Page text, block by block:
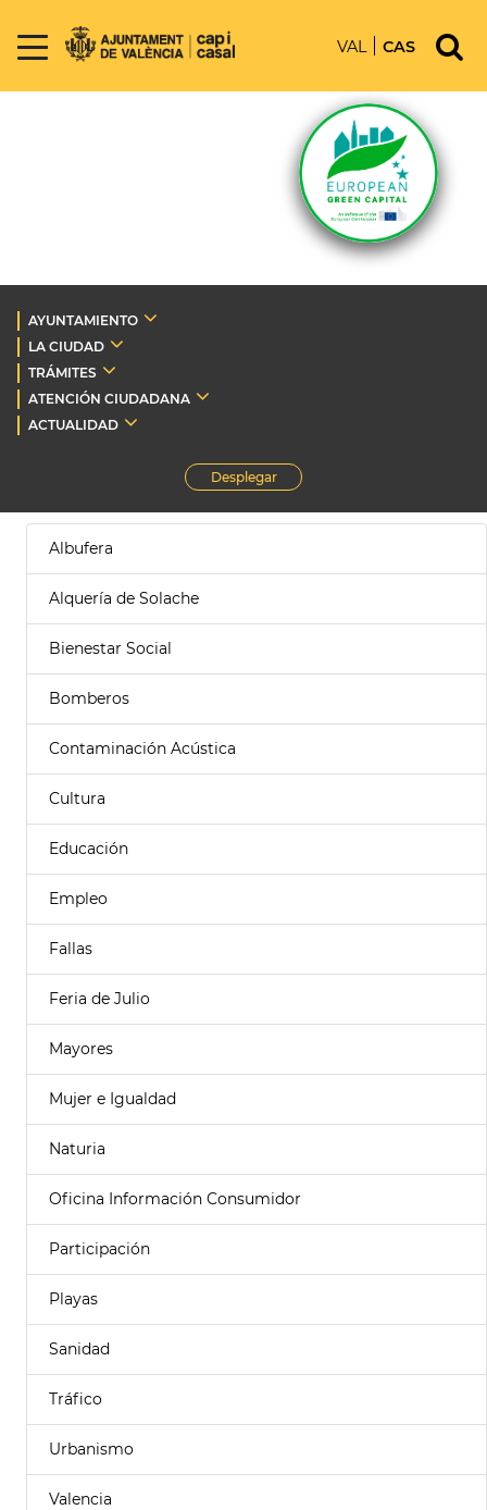
VAL CAS
AYUNTAMIENTO
LA CIUDAD
TRÁMITES
ATENCIÓN CIUDADANA
ACTUALIDAD
Desplegar
Albufera
Alquería de Solache
Bienestar Social
Bomberos
Contaminación Acústica
Cultura
Educación
Empleo
Fallas
Feria de Julio
Mayores
Mujer e Igualdad
Naturia
Oficina Información Consumidor
Participación
Playas
Sanidad
Tráfico
Urbanismo
Valencia